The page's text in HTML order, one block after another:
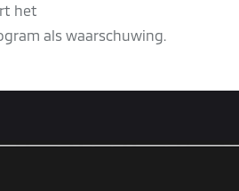
het
als waarschuwing.